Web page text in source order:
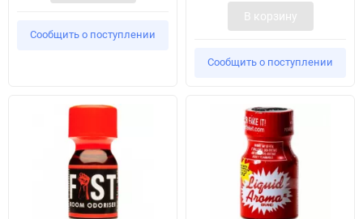
Сообщить о поступлении
В корзину
Сообщить о поступлении